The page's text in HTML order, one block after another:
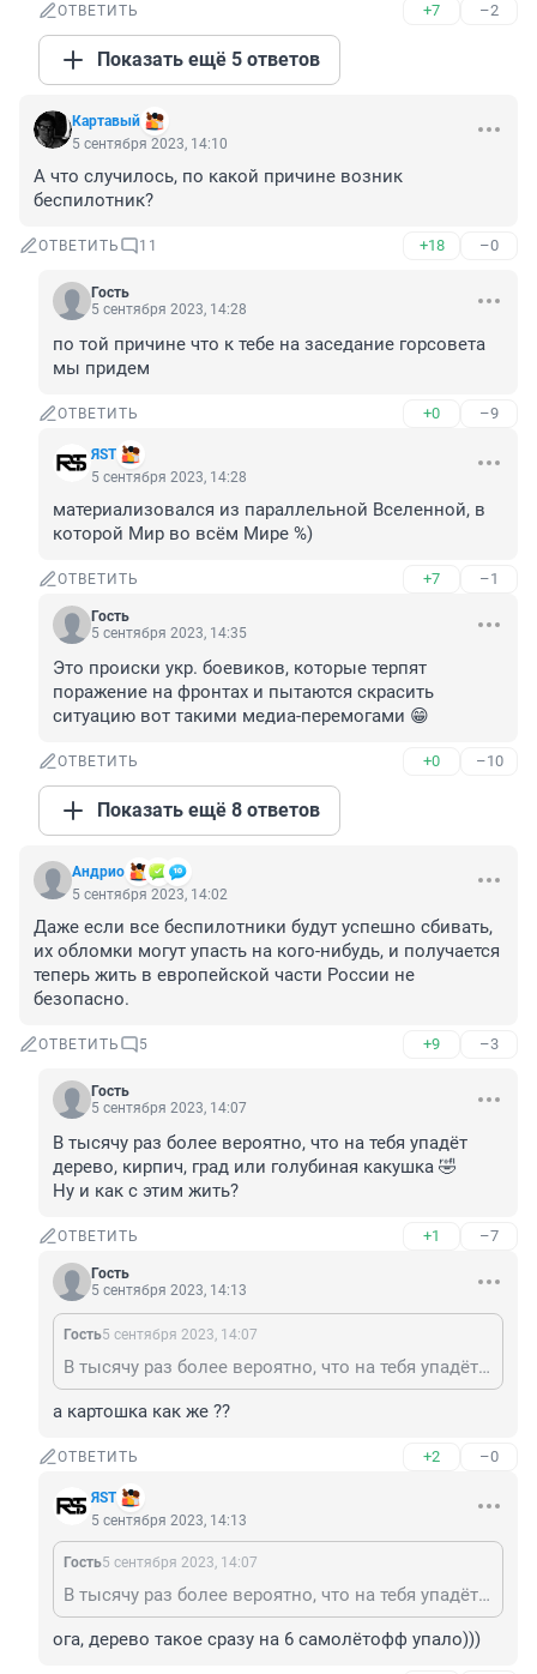
ОТВЕТИТЬ +7 –2
Показать ещё 5 ответов
Картавый
5 сентября 2023, 14:10
А что случилось, по какой причине возник
беспилотник?
ОТВЕТИТЬ 11 +18 –0
Гость
5 сентября 2023, 14:28
по той причине что к тебе на заседание горсовета
мы придем
ОТВЕТИТЬ +0 –9
ЯSТ
5 сентября 2023, 14:28
материализовался из параллельной Вселенной, в
которой Мир во всём Мире %)
ОТВЕТИТЬ +7 –1
Гость
5 сентября 2023, 14:35
Это происки укр. боевиков, которые терпят
поражение на фронтах и пытаются скрасить
ситуацию вот такими медиа-перемогами 😁
ОТВЕТИТЬ +0 –10
Показать ещё 8 ответов
Андрио
5 сентября 2023, 14:02
Даже если все беспилотники будут успешно сбивать,
их обломки могут упасть на кого-нибудь, и получается
теперь жить в европейской части России не
безопасно.
ОТВЕТИТЬ 5 +9 –3
Гость
5 сентября 2023, 14:07
В тысячу раз более вероятно, что на тебя упадёт
дерево, кирпич, град или голубиная какушка 🤣
Ну и как с этим жить?
ОТВЕТИТЬ +1 –7
Гость
5 сентября 2023, 14:13
Гость5 сентября 2023, 14:07
В тысячу раз более вероятно, что на тебя упадёт дерево, кирпич, град или голубиная какушка 🤣 Ну и как с этим жить?
а картошка как же ??
ОТВЕТИТЬ +2 –0
ЯSТ
5 сентября 2023, 14:13
Гость5 сентября 2023, 14:07
В тысячу раз более вероятно, что на тебя упадёт дерево, кирпич, град или голубиная какушка 🤣 Ну и как с этим жить?
ога, дерево такое сразу на 6 самолётофф упало)))